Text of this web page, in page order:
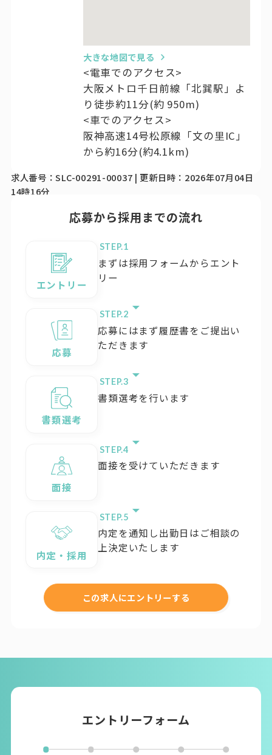
大きな地図で見る
<電車でのアクセス>
大阪メトロ千日前線「北巽駅」よ
り徒歩約11分(約 950m)
<車でのアクセス>
阪神高速14号松原線「文の里IC」
から約16分(約4.1km)
求人番号：SLC-00291-00037 | 更新日時：2026年07月04日
14時16分
応募から採用までの流れ
エントリー
STEP.
まずは採用フォームからエント
リー
応募
STEP.
応募にはまず履歴書をご提出い
ただきます
書類選考
STEP.
書類選考を行います
面接
STEP.
面接を受けていただきます
内定・採用
STEP.
内定を通知し出勤日はご相談の
上決定いたします
この求人にエントリーする
エントリーフォーム